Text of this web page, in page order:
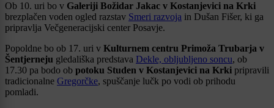
Ob 10. uri bo v Galeriji Božidar Jakac v Kostanjevici na Krki
brezplačen voden ogled razstav Smeri razvoja in Dušan Fišer, ki ga
pripravlja Večgeneracijski center Posavje.
Popoldne bo ob 17. uri v Kulturnem centru Primoža Trubarja v
Šentjerneju gledališka predstava Dekle, obljubljeno soncu, ob
17.30 pa bodo ob potoku Studen v Kostanjevici na Krki pripravili
tradicionalne Gregorčke, spuščanje lučk po vodi ob prihodu
pomladi.